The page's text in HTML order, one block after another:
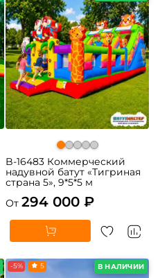
B-16483 Коммерческий
надувной батут «Тигриная
страна 5», 9*5*5 м
От 294 000 ₽
В НАЛИЧИИ
-5% 5